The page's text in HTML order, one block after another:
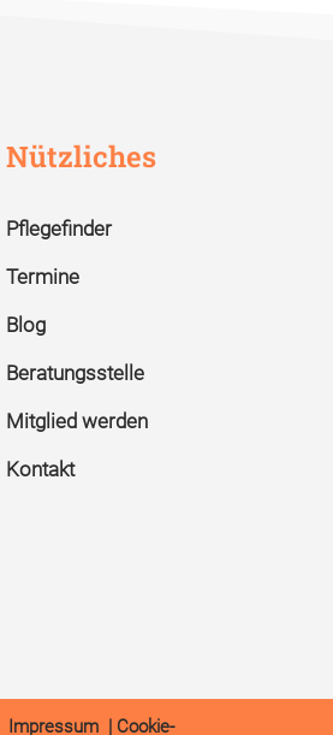
Nützliches
Pflegefinder
Termine
Blog
Beratungsstelle
Mitglied werden
Kontakt
Impressum| Cookie-